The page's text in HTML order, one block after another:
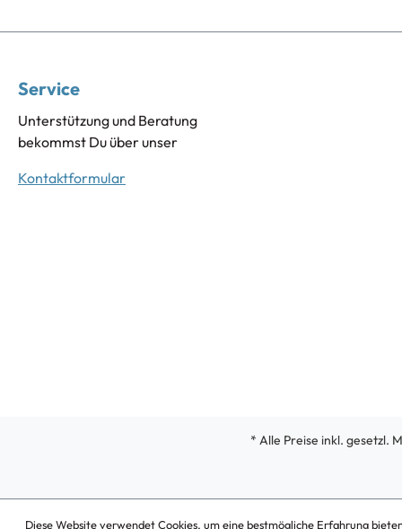
Service
Unterstützung und Beratung
bekommst Du über unser
Kontaktformular
* Alle Preise inkl. gesetzl.
Diese Website verwendet Cookies, um eine bestmögliche Erfahrung